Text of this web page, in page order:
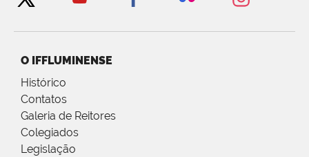
O IFFLUMINENSE
Histórico
Contatos
Galeria de Reitores
Colegiados
Legislação